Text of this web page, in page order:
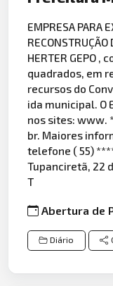
EMPRESA PARA
RECONSTRUÇÃO
HERTER GEPO ,
quadrados, em
recursos do
ida municipal. O
nos sites: www.
br. Maiores
telefone ( 55)
Tupanciretã, 22
T
Abertura de
Diário